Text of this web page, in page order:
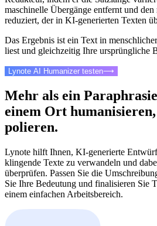
maschinelle Übergänge entfernt und
reduziert, der in KI-generierten Texten
Das Ergebnis ist ein Text in
liest und gleichzeitig Ihre ursprüngliche
Lynote AI Humanizer testen⟶
Mehr als ein
einem Ort
polieren.
Lynote hilft Ihnen, KI-generierte
klingende Texte zu verwandeln und
überprüfen. Passen Sie die
Sie Ihre Bedeutung und finalisieren Sie
einem einfachen Arbeitsbereich.